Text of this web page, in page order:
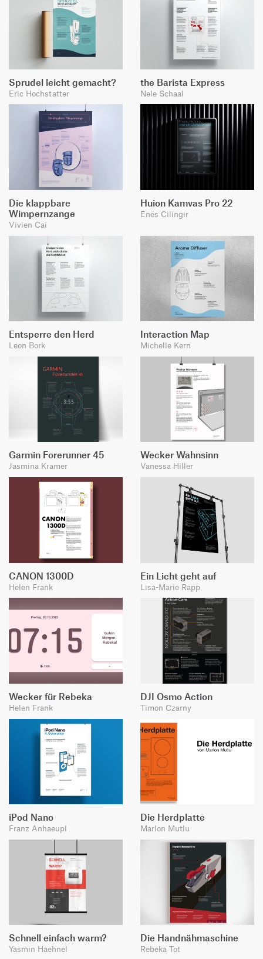
Sprudel leicht gemacht?
Eric Hochstatter
the Barista Express
Nele Schaal
Die klappbare
Wimpernzange
Vivien Cai
Huion Kamvas Pro 22
Enes Cilingir
Entsperre den Herd
Leon Bork
Interaction Map
Michelle Kern
Garmin Forerunner 45
Jasmina Kramer
Wecker Wahnsinn
Vanessa Hiller
CANON 1300D
Helen Frank
Ein Licht geht auf
Lisa-Marie Rapp
Wecker für Rebeka
Helen Frank
DJI Osmo Action
Timon Czarny
iPod Nano
Franz Anhaeupl
Die Herdplatte
Marlon Mutlu
Schnell einfach warm?
Yasmin Haehnel
Die Handnähmaschine
Rebeka Tot